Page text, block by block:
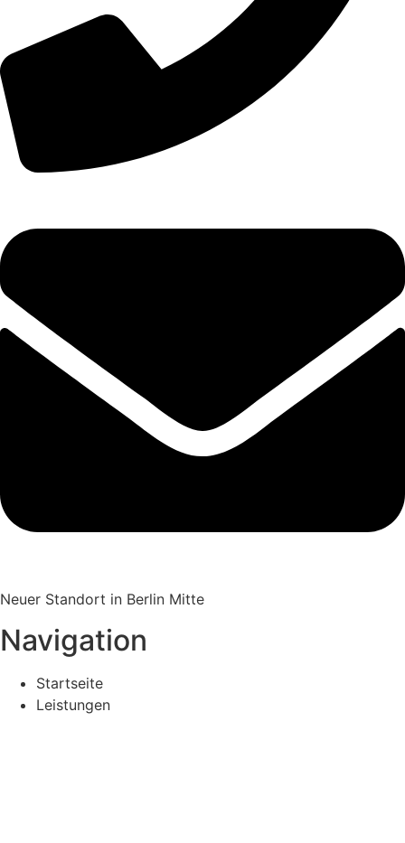
Neuer Standort in Berlin Mitte
Navigation
Startseite
Leistungen